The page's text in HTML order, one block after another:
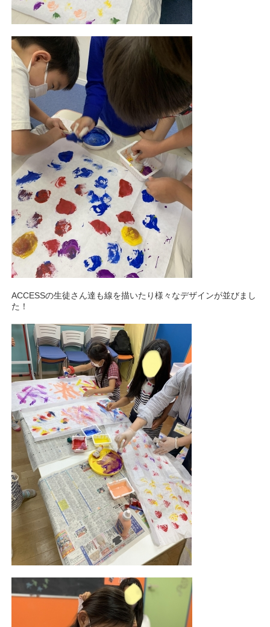
ACCESSの生徒さん達も線を描いたり様々なデザインが並びまし
た！